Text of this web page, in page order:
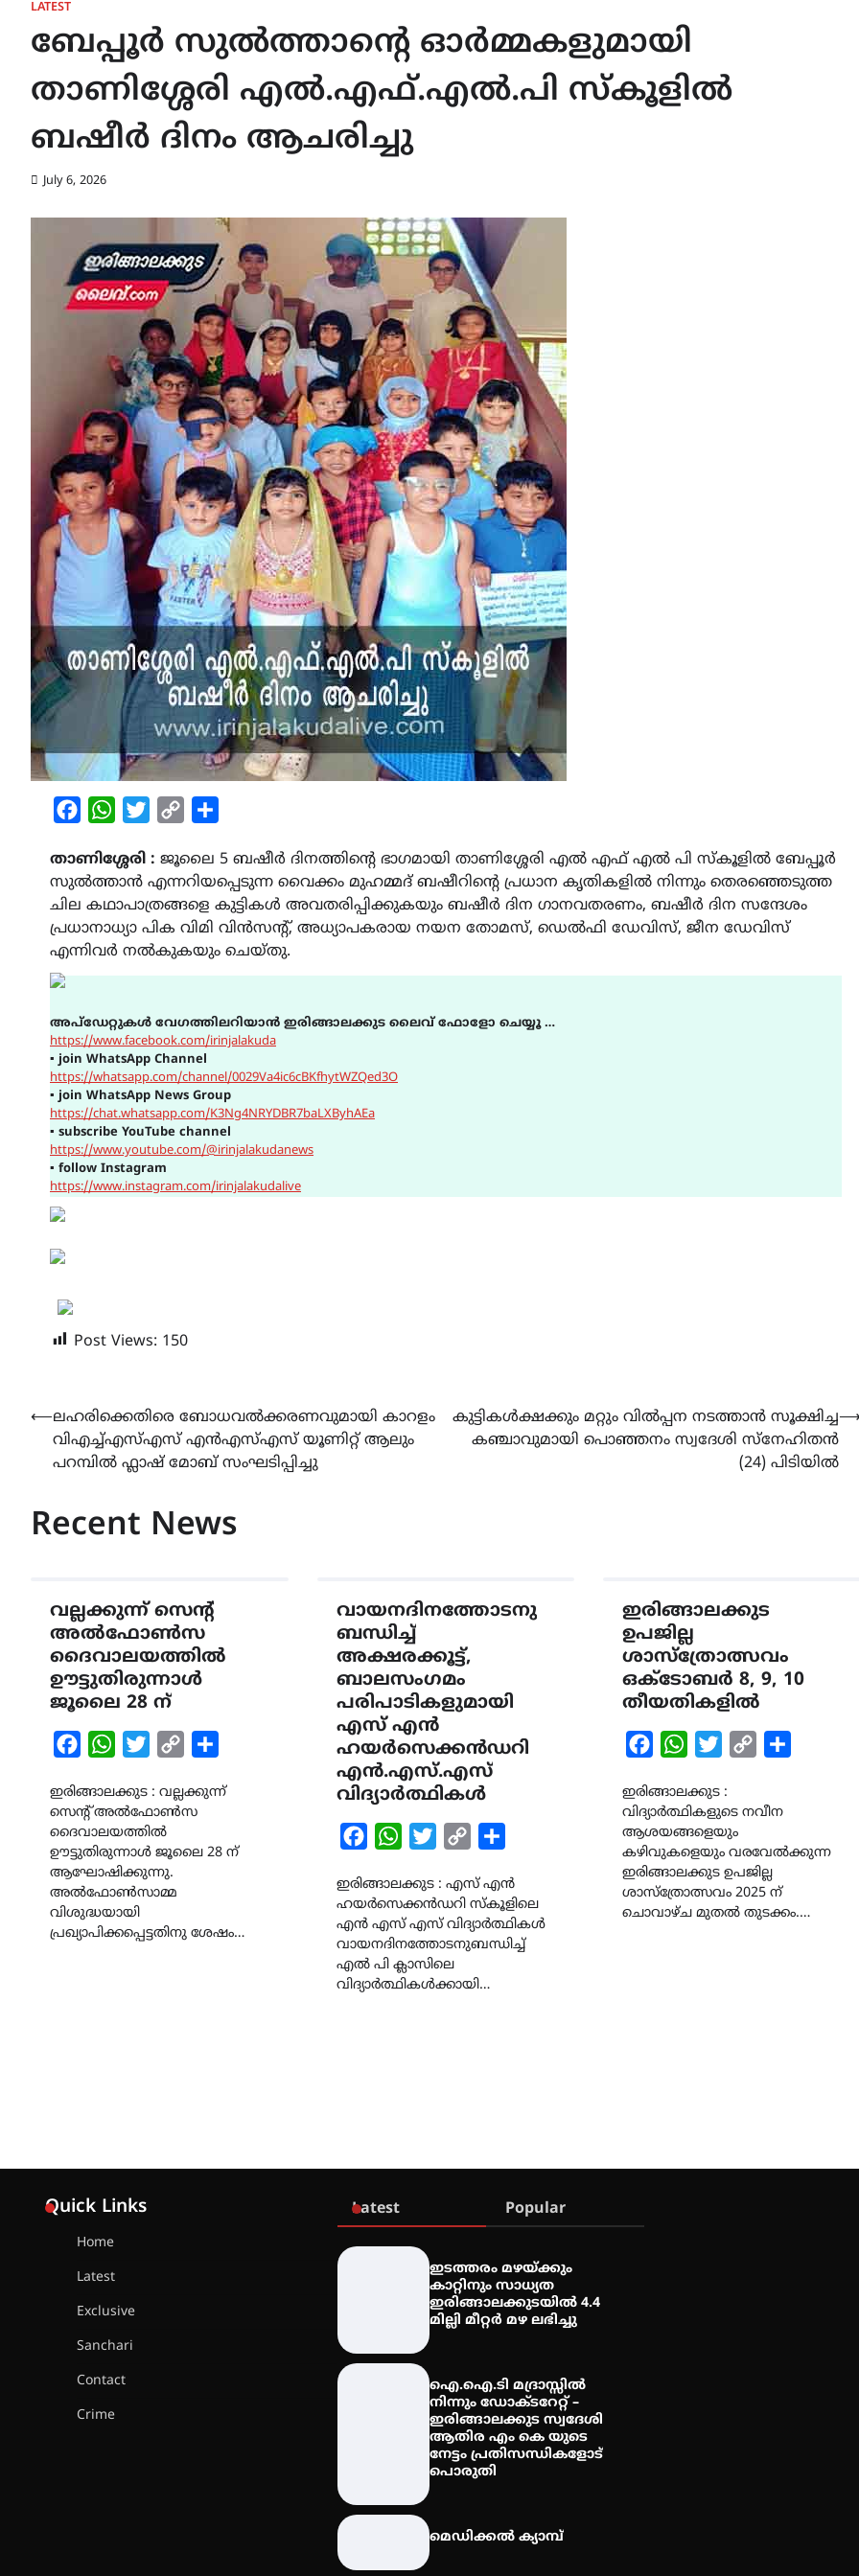
LATEST
ബേപ്പൂർ സുൽത്താന്റെ ഓർമ്മകളുമായി
താണിശ്ശേരി എൽ.എഫ്.എൽ.പി സ്‌കൂളിൽ
ബഷീർ ദിനം ആചരിച്ചു
July 6, 2026
FacebookWhatsAppTwitterCopy
താണിശ്ശേരി : ജൂലൈ 5 ബഷീർ ദിനത്തിൻ്റെ ഭാഗമായി താണിശ്ശേരി എൽ എഫ് എൽ പി സ്‌കൂളിൽ ബേപ്പൂർ
സുൽത്താൻ എന്നറിയപ്പെടുന്ന വൈക്കം മുഹമ്മദ് ബഷീറിന്റെ പ്രധാന കൃതികളിൽ നിന്നും തെരഞ്ഞെടുത്ത
ചില കഥാപാത്രങ്ങളെ കുട്ടികൾ അവതരിപ്പിക്കുകയും ബഷീർ ദിന ഗാനവതരണം, ബഷീർ ദിന സന്ദേശം
പ്രധാനാധ്യാ പിക വിമി വിൻസൻ്റ്, അധ്യാപകരായ നയന തോമസ്, ഡെൽഫി ഡേവിസ്, ജീന ഡേവിസ്
എന്നിവർ നൽകുകയും ചെയ്തു.
അപ്ഡേറ്റുകൾ വേഗത്തിലറിയാൻ ഇരിങ്ങാലക്കുട ലൈവ് ഫോളോ ചെയ്യൂ …
https://www.facebook.com/irinjalakuda
▪join WhatsApp Channel
https://whatsapp.com/channel/0029Va4ic6cBKfhytWZQed3O
▪join WhatsApp News Group
https://chat.whatsapp.com/K3Ng4NRYDBR7baLXByhAEa
▪ subscribe YouTube channel
https://www.youtube.com/@irinjalakudanews
▪ follow Instagram
https://www.instagram.com/irinjalakudalive
Post Views: 150
Post
navigation
⟵ലഹരിക്കെതിരെ ബോധവൽക്കരണവുമായി കാറളം
വിഎച്ച്എസ്എസ് എൻഎസ്എസ് യൂണിറ്റ് ആലും
പറമ്പിൽ ഫ്ലാഷ് മോബ് സംഘടിപ്പിച്ചു
കുട്ടികൾക്ഷക്കും മറ്റും വിൽപ്പന നടത്താൻ സൂക്ഷിച്ച
കഞ്ചാവുമായി പൊഞ്ഞനം സ്വദേശി സ്നേഹിതൻ
(24) പിടിയിൽ
Recent News
വല്ലക്കുന്ന്‌ സെന്‍റ്
അല്‍ഫോണ്‍സ
ദൈവാലയത്തില്‍
ഊട്ടുതിരുന്നാള്‍
ജൂലൈ 28 ന്
FacebookWhatsAppTwitterCopy
ഇരിങ്ങാലക്കുട : വല്ലക്കുന്ന്‌
സെന്‍റ് അല്‍ഫോണ്‍സ
ദൈവാലയത്തില്‍
ഊട്ടുതിരുന്നാള്‍ ജൂലൈ 28 ന്
ആഘോഷിക്കുന്നു.
അല്‍ഫോണ്‍സാമ്മ
വിശുദ്ധയായി
പ്രഖ്യാപിക്കപ്പെട്ടതിനു ശേഷം…
വായനദിനത്തോടനു
ബന്ധിച്ച്
അക്ഷരക്കൂട്ട്,
ബാലസംഗമം
പരിപാടികളുമായി
എസ് എൻ
ഹയർസെക്കൻഡറി
എൻ.എസ്.എസ്
വിദ്യാർത്ഥികൾ
FacebookWhatsAppTwitterCopy
ഇരിങ്ങാലക്കുട : എസ് എൻ
ഹയർസെക്കൻഡറി സ്കൂളിലെ
എൻ എസ് എസ് വിദ്യാർത്ഥികൾ
വായനദിനത്തോടനുബന്ധിച്ച്
എൽ പി ക്ലാസിലെ
വിദ്യാർത്ഥികൾക്കായി…
ഇരിങ്ങാലക്കുട
ഉപജില്ല
ശാസ്ത്രോത്സവം
ഒക്ടോബർ 8, 9, 10
തീയതികളിൽ
FacebookWhatsAppTwitterCopy
ഇരിങ്ങാലക്കുട :
വിദ്യാർത്ഥികളുടെ നവീന
ആശയങ്ങളെയും
കഴിവുകളെയും വരവേൽക്കുന്ന
ഇരിങ്ങാലക്കുട ഉപജില്ല
ശാസ്ത്രോത്സവം 2025 ന്
ചൊവാഴ്ച മുതൽ തുടക്കം.…
കോമേഴ്‌സ്
തുടക്കമായി
Quick Links
Home
Latest
Exclusive
Sanchari
Contact
Crime
Latest Popular
ഇടത്തരം മഴയ്ക്കും
കാറ്റിനും സാധ്യത
ഇരിങ്ങാലക്കുടയിൽ 4.4
മില്ലി മീറ്റർ മഴ ലഭിച്ചു
ഐ.ഐ.ടി മദ്രാസ്സിൽ
നിന്നും ഡോക്ടറേറ്റ് –
ഇരിങ്ങാലക്കുട സ്വദേശി
ആതിര എം കെ യുടെ
നേട്ടം പ്രതിസന്ധികളോട്
പൊരുതി
മെഡിക്കൽ ക്യാമ്പ്